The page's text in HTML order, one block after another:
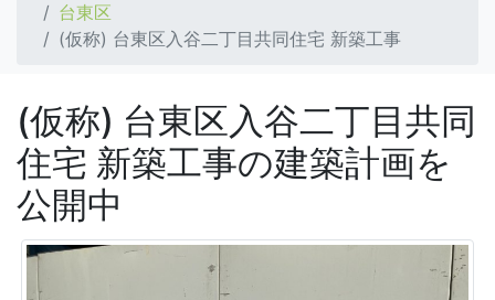
台東区
(仮称) 台東区入谷二丁目共同住宅 新築工事
(仮称) 台東区入谷二丁目共同
住宅 新築工事の建築計画を
公開中